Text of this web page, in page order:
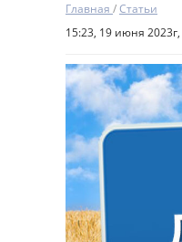
Главная /Статьи
15:23, 19 июня 2023г,